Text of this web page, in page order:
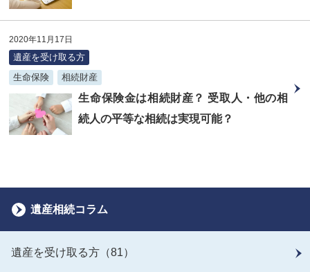
2020年11月17日
遺産を受け取る方
生命保険
相続財産
生命保険金は相続財産？ 受取人・他の相
続人の平等な相続は実現可能？
遺産相続コラム
遺産を受け取る方（81）